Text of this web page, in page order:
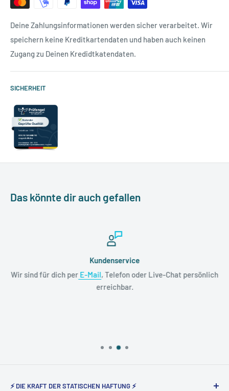
Deine Zahlungsinformationen werden sicher verarbeitet. Wir
speichern keine Kreditkartendaten und haben auch keinen
Zugang zu Deinen Kredidtkatendaten.
SICHERHEIT
Das könnte dir auch gefallen
Kundenservice
Wir sind für dich per E-Mail, Telefon oder Live-Chat persönlich
erreichbar.
⚡ DIE KRAFT DER STATISCHEN HAFTUNG ⚡